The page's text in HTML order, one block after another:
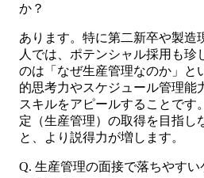
か？
あります。特に第二新卒や製造
人では、ポテンシャル採用も珍
のは「なぜ生産管理なのか」と
的思考力やスケジュール管理能
スキルをアピールすることです
定（生産管理）の取得を目指し
と、より説得力が増します。
Q. 生産管理の面接で落ちやす